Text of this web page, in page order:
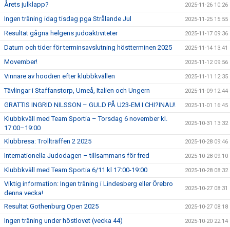
Årets julklapp? 2025-11-26 10:26
Ingen träning idag tisdag pga Strålande Jul 2025-11-25 15:55
Resultat gågna helgens judoaktiviteter 2025-11-17 09:36
Datum och tider för terminsavslutning höstterminen 2025 2025-11-14 13:41
Movember! 2025-11-12 09:56
Vinnare av hoodien efter klubbkvällen 2025-11-11 12:35
Tävlingar i Staffanstorp, Umeå, Italien och Ungern 2025-11-09 12:44
GRATTIS INGRID NILSSON – GULD PÅ U23-EM I CHI?INAU! 2025-11-01 16:45
Klubbkväll med Team Sportia – Torsdag 6 november kl.
17:00–19:00
2025-10-31 13:32
Klubbresa: Trollträffen 2 2025 2025-10-28 09:46
Internationella Judodagen – tillsammans för fred 2025-10-28 09:10
Klubbkväll med Team Sportia 6/11 kl 17:00-19:00 2025-10-28 08:32
Viktig information: Ingen träning i Lindesberg eller Örebro
denna vecka!
2025-10-27 08:31
Resultat Gothenburg Open 2025 2025-10-27 08:18
Ingen träning under höstlovet (vecka 44) 2025-10-20 22:14